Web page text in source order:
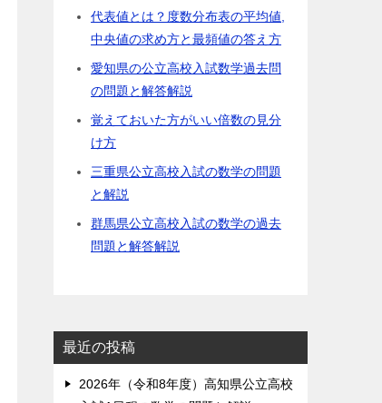
代表値とは？度数分布表の平均値,
中央値の求め方と最頻値の答え方
愛知県の公立高校入試数学過去問
の問題と解答解説
覚えておいた方がいい倍数の見分
け方
三重県公立高校入試の数学の問題
と解説
群馬県公立高校入試の数学の過去
問題と解答解説
最近の投稿
2026年（令和8年度）高知県公立高校